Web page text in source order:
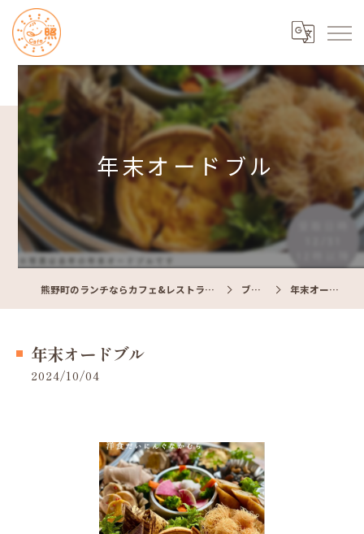
年末オードブル
熊野町のランチならカフェ&レストラン Cafe照 ブログ 年末オードブル
年末オードブル
2024/10/04